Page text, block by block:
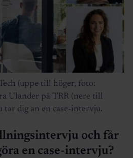
(uppe till höger, foto:
Ulander på TRR (nere till
tar dig an en case-intervju.
och får
en case-intervju?